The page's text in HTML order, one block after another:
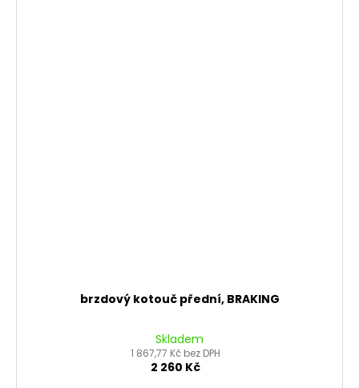
brzdový kotouč přední, BRAKING
Skladem
1 867,77 Kč bez DPH
2 260 Kč